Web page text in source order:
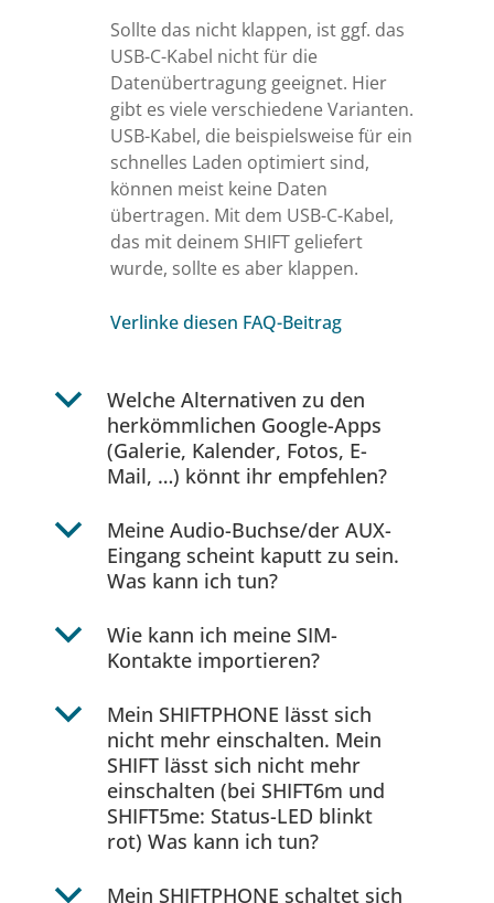
Sollte das nicht klappen, ist ggf. das
USB-C-Kabel nicht für die
Datenübertragung geeignet. Hier
gibt es viele verschiedene Varianten.
USB-Kabel, die beispielsweise für ein
schnelles Laden optimiert sind,
können meist keine Daten
übertragen. Mit dem USB-C-Kabel,
das mit deinem SHIFT geliefert
wurde, sollte es aber klappen.
Verlinke diesen FAQ-Beitrag
b
Welche Alternativen zu den
herkömmlichen Google-Apps
(Galerie, Kalender, Fotos, E-
Mail, …) könnt ihr empfehlen?
b
Meine Audio-Buchse/der AUX-
Eingang scheint kaputt zu sein.
Was kann ich tun?
b
Wie kann ich meine SIM-
Kontakte importieren?
b
Mein SHIFTPHONE lässt sich
nicht mehr einschalten. Mein
SHIFT lässt sich nicht mehr
einschalten (bei SHIFT6m und
SHIFT5me: Status-LED blinkt
rot) Was kann ich tun?
b Mein SHIFTPHONE schaltet sich